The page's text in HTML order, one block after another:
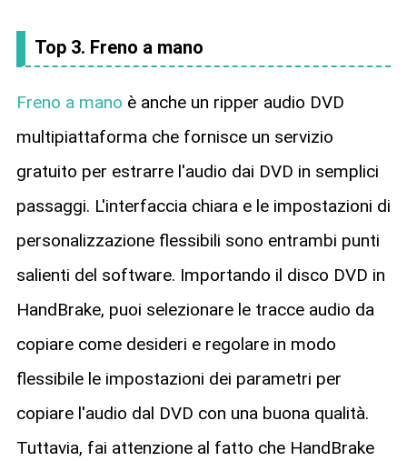
Top 3. Freno a mano
Freno a mano è anche un ripper audio DVD
multipiattaforma che fornisce un servizio
gratuito per estrarre l'audio dai DVD in semplici
passaggi. L'interfaccia chiara e le impostazioni di
personalizzazione flessibili sono entrambi punti
salienti del software. Importando il disco DVD in
HandBrake, puoi selezionare le tracce audio da
copiare come desideri e regolare in modo
flessibile le impostazioni dei parametri per
copiare l'audio dal DVD con una buona qualità.
Tuttavia, fai attenzione al fatto che HandBrake